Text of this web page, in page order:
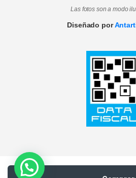
Las fotos son a modo
Diseñado por